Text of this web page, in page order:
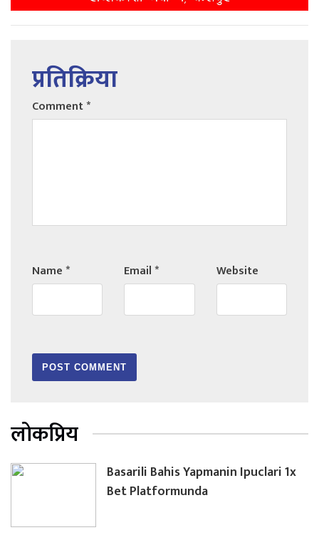
प्रतिक्रिया
Comment*
Name* Email* Website
लोकप्रिय
Basarili Bahis Yapmanin Ipuclari 1x
Bet Platformunda